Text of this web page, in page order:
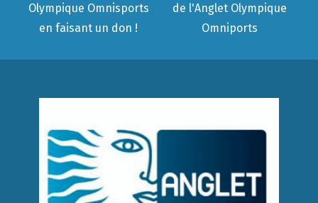
Olympique Omnisports
en faisant un don !
de l'Anglet Olympique
Omniports